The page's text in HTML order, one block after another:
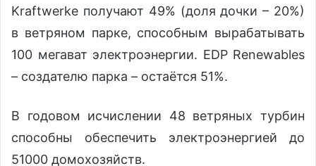
Kraftwerke получают 49% (доля дочки – 20%)
в ветряном парке, способным вырабатывать
100 мегават электроэнергии. EDP Renewables
– создателю парка – остаётся 51%.
В годовом исчислении 48 ветряных турбин
способны обеспечить электроэнергией до
51000 домохозяйств.